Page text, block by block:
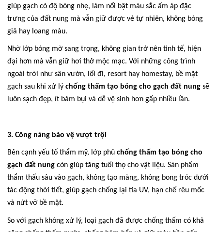
giúp gạch có độ bóng nhẹ, làm nổi bật màu sắc ấm áp đặc
trưng của đất nung mà vẫn giữ được vẻ tự nhiên, không bóng
giả hay loang màu.
Nhờ lớp bóng mờ sang trọng, không gian trở nên tinh tế, hiện
đại hơn mà vẫn giữ hơi thở mộc mạc. Với những công trình
ngoài trời như sân vườn, lối đi, resort hay homestay, bề mặt
gạch sau khi xử lý chống thấm tạo bóng cho gạch đất nung sẽ
luôn sạch đẹp, ít bám bụi và dễ vệ sinh hơn gấp nhiều lần.
3. Công năng bảo vệ vượt trội
Bên cạnh yếu tố thẩm mỹ, lớp phủ chống thấm tạo bóng cho
gạch đất nung còn giúp tăng tuổi thọ cho vật liệu. Sản phẩm
thẩm thấu sâu vào gạch, không tạo màng, không bong tróc dưới
tác động thời tiết, giúp gạch chống lại tia UV, hạn chế rêu mốc
và nứt vỡ bề mặt.
So với gạch không xử lý, loại gạch đã được chống thấm có khả